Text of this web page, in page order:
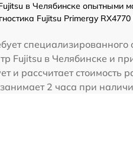
в Челябинске опытными
Fujitsu Primergy
Fujitsu в Челябинске и
и рассчитает стоимость
2 часа при